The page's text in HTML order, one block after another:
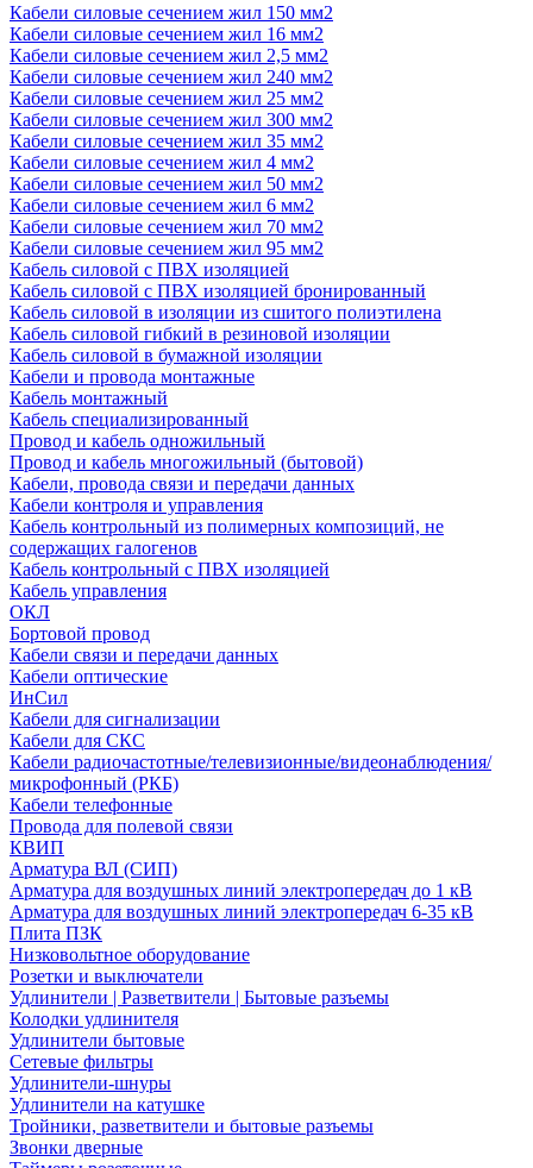
Кабели силовые сечением жил 150 мм2
Кабели силовые сечением жил 16 мм2
Кабели силовые сечением жил 2,5 мм2
Кабели силовые сечением жил 240 мм2
Кабели силовые сечением жил 25 мм2
Кабели силовые сечением жил 300 мм2
Кабели силовые сечением жил 35 мм2
Кабели силовые сечением жил 4 мм2
Кабели силовые сечением жил 50 мм2
Кабели силовые сечением жил 6 мм2
Кабели силовые сечением жил 70 мм2
Кабели силовые сечением жил 95 мм2
Кабель силовой с ПВХ изоляцией
Кабель силовой с ПВХ изоляцией бронированный
Кабель силовой в изоляции из сшитого полиэтилена
Кабель силовой гибкий в резиновой изоляции
Кабель силовой в бумажной изоляции
Кабели и провода монтажные
Кабель монтажный
Кабель специализированный
Провод и кабель одножильный
Провод и кабель многожильный (бытовой)
Кабели, провода связи и передачи данных
Кабели контроля и управления
Кабель контрольный из полимерных композиций, не
содержащих галогенов
Кабель контрольный с ПВХ изоляцией
Кабель управления
ОКЛ
Бортовой провод
Кабели связи и передачи данных
Кабели оптические
ИнСил
Кабели для сигнализации
Кабели для СКС
Кабели радиочастотные/телевизионные/видеонаблюдения/
микрофонный (РКБ)
Кабели телефонные
Провода для полевой связи
КВИП
Арматура ВЛ (СИП)
Арматура для воздушных линий электропередач до 1 кВ
Арматура для воздушных линий электропередач 6-35 кВ
Плита ПЗК
Низковольтное оборудование
Розетки и выключатели
Удлинители | Разветвители | Бытовые разъемы
Колодки удлинителя
Удлинители бытовые
Сетевые фильтры
Удлинители-шнуры
Удлинители на катушке
Тройники, разветвители и бытовые разъемы
Звонки дверные